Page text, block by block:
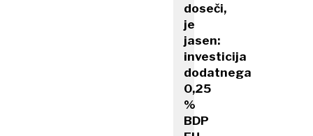
doseči,
je
jasen:
investicija
dodatnega
0,25
%
BDP